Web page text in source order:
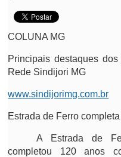
COLUNA MG
Principais destaques
Rede Sindijori MG
www.sindijorimg.com.br
Estrada de Ferro
A Estrada de
completou 120 anos